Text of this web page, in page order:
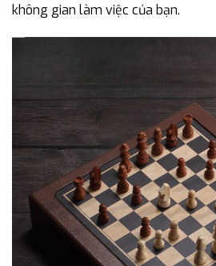
không gian làm việc của bạn.